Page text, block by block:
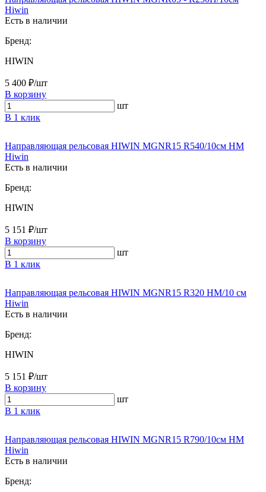
Hiwin
Есть в наличии
Бренд:
HIWIN
5 400 ₽/шт
В корзину
шт
В 1 клик
Направляющая рельсовая HIWIN MGNR15 R540/10см HM
Hiwin
Есть в наличии
Бренд:
HIWIN
5 151 ₽/шт
В корзину
шт
В 1 клик
Направляющая рельсовая HIWIN MGNR15 R320 HM/10 см
Hiwin
Есть в наличии
Бренд:
HIWIN
5 151 ₽/шт
В корзину
шт
В 1 клик
Направляющая рельсовая HIWIN MGNR15 R790/10см HM
Hiwin
Есть в наличии
Бренд: